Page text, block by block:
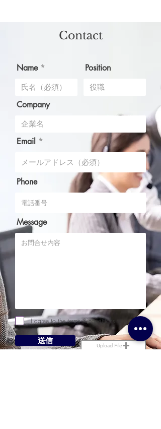
Contact
Name Position
Company
Email
Phone
Message
I agree to the terms & conditions
送信
Upload File